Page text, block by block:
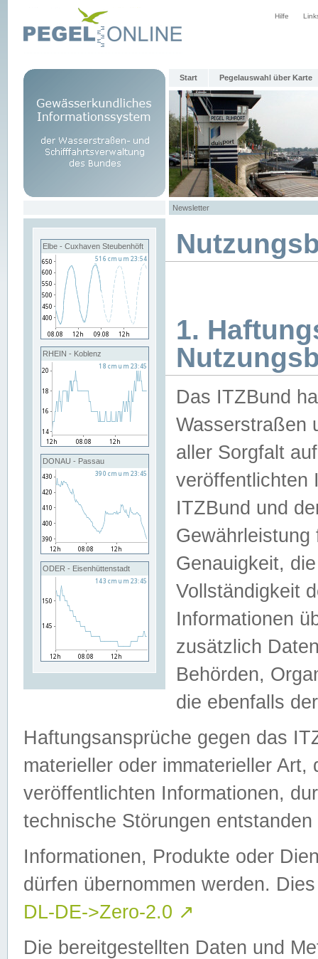
Hilfe
Start Pegelauswahl über Karte
Newsletter
Elbe - Cuxhaven Steubenhöft
RHEIN - Koblenz
DONAU - Passau
ODER - Eisenhüttenstadt
1.
Das ITZBund
Wasserstraßen
aller Sorgfalt
veröffentlichten
ITZBund und
Genauigkeit,
Vollständigkeit
Informationen
zusätzlich
Behörden,
die ebenfalls
Haftungsansprüche gegen das
materieller oder immaterieller
veröffentlichten Informationen,
technische Störungen
Informationen, Produkte oder
dürfen übernommen werden.
DL-DE->Zero-2.0 ↗
Die bereitgestellten Daten und